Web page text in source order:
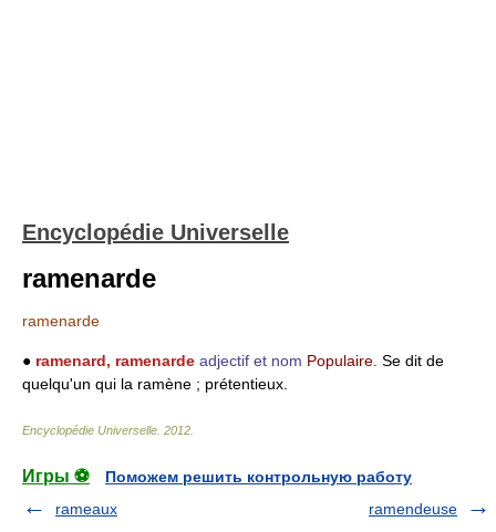
Encyclopédie Universelle
ramenarde
ramenarde
● ramenard, ramenarde adjectif et nom Populaire. Se dit de
quelqu'un qui la ramène ; prétentieux.
Encyclopédie Universelle 2012
Игры ⚽
Поможем решить контрольную работу
rameaux
ramendeuse